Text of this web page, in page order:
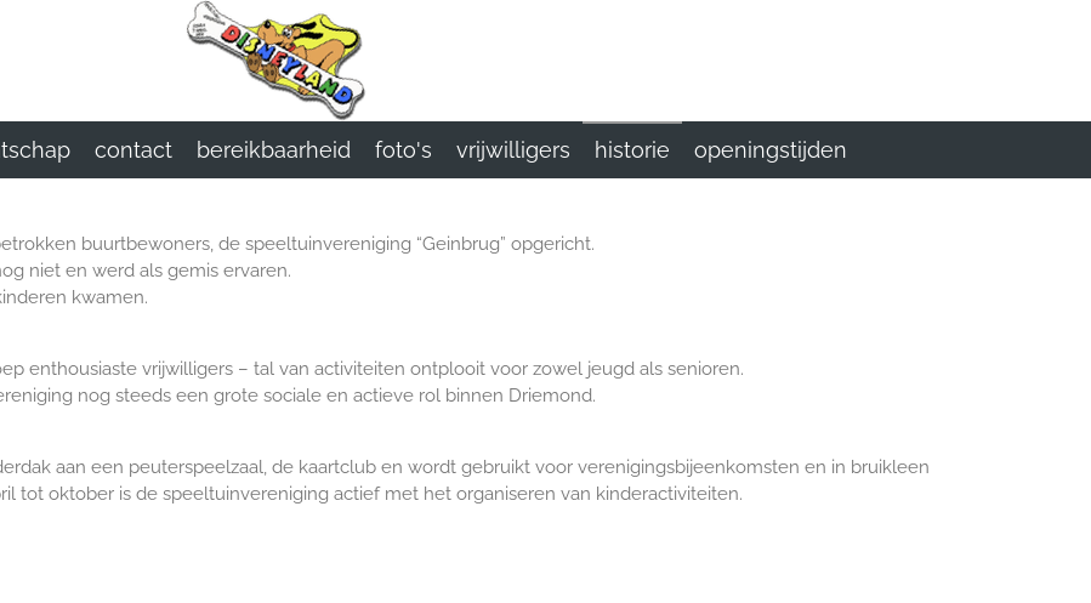
contact bereikbaarheid foto's vrijwilligers historie openingstijden
buurtbewoners, de speeltuinvereniging “Geinbrug” opgericht.
niet en werd als gemis ervaren.
kwamen.
enthousiaste vrijwilligers – tal van activiteiten ontplooit voor zowel jeugd als senioren.
nog steeds een grote sociale en actieve rol binnen Driemond.
aan een peuterspeelzaal, de kaartclub en wordt gebruikt voor verenigingsbijeenkomsten en in bruikleen
tot oktober is de speeltuinvereniging actief met het organiseren van kinderactiviteiten.